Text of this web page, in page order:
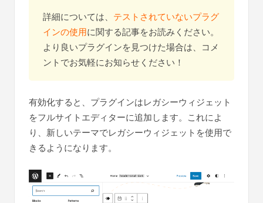
詳細については、 テストされていないプラグ
インの使用に関する記事をお読みください。
より良いプラグインを見つけた場合は、コメ
ントでお気軽にお知らせください！
有効化すると、プラグインはレガシーウィジェット
をフルサイトエディターに追加します。これによ
り、新しいテーマでレガシーウィジェットを使用で
きるようになります。